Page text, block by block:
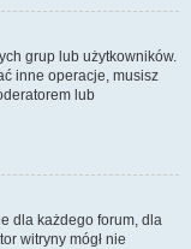
grup lub użytkowników.
inne operacje, musisz
lub
dla każdego forum, dla
witryny mógł nie